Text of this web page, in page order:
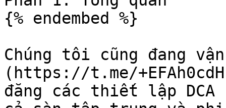
{% endembed %}
Chúng tôi cũng đang
(https://t.me/
đăng các thiết lập